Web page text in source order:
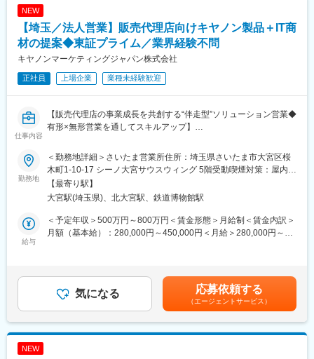
とができます。
・ソフトウェアデファインドアーキテクチャーが次世代の自動車
技術の基盤として注目されている中、OTAプラットフォーム開発
移行するための重要な役割を担います。
中途採用や若手が多く、企画立案を裁量を持って推進できる、自
由闊達な雰囲気です。
■職場環境・風土
「買う喜び、売る喜び、創る喜びを世界に広げる」を基本理念
に、Hondaでは数々の製品を創業から生み出し続けてきました。
役員から現場社員まであらゆる人材が自由な発想で、夢や理想を
もがフラットに活躍できる職場環境です。積極的に仕事に向き合
い、推進する力のある従業員には、入社直後であっても大きな仕
い」と自由にモノが言える、そんな風土です。
変更の範囲：専門性や適性、会社ニーズなどを踏まえ、会社が定
NEW
【埼玉／法人営業】販売代理店向けキヤノン製品＋IT商
材の提案◆東証プライム／業界経験不問
キヤノンマーケティングジャパン株式会社
正社員 上場企業 業種未経験歓迎
仕事内容
【販売代理店の事業成長を共創する“伴走型”ソリューション営業◆
有形×無形営業を通してスキルアップ】
■概要
当社と既にお取引のある販売代理店向けの営業担当として、新規
ソリューション提案および既存ソリューションの拡販支援をご担
当いただきます。
担当商材は、各種キヤノン製品に加えクラウドサービス、ITセキ
ュリティ、ネットワークカメラなども顧客ニーズに応じて扱いま
す。
■業務内容
各販売代理店の経営課題や事業課題に寄り添い、戦略設計や拡販
支援を担っていただくことを期待しています。
勤務地
＜勤務地詳細＞さいたま営業所住所：埼玉県さいたま市大宮区桜
木町1-10-17 シーノ大宮サウスウィング 5階受動喫煙対策：屋内全
面禁煙変更の範囲：会社の定める事業所（リモートワーク含む）
【最寄り駅】
大宮駅(埼玉県)、北大宮駅、鉄道博物館駅
給与
＜予定年収＞500万円～800万円＜賃金形態＞月給制＜賃金内訳＞
月額（基本給）：280,000円～450,000円＜月給＞280,000円～
目安の金額であり、選考を通じて上下する可能性があります。月
給(月額)は固定手当を含めた表記です。
気になる 応募依頼する
（エージェントサービス）
NEW